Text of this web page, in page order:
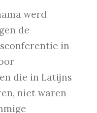
werd
de
in
die in Latijns
niet waren